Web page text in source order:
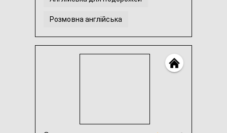
Розмовна англійська
Американська англійська